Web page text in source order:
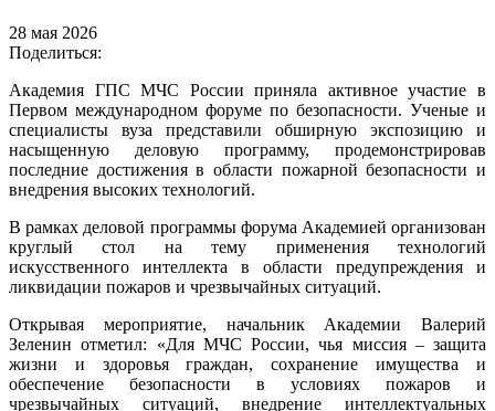
28 мая 2026
Поделиться:
Академия ГПС МЧС России приняла активное участие в
Первом международном форуме по безопасности. Ученые и
специалисты вуза представили обширную экспозицию и
насыщенную деловую программу, продемонстрировав
последние достижения в области пожарной безопасности и
внедрения высоких технологий.
В рамках деловой программы форума Академией организован
круглый стол на тему применения технологий
искусственного интеллекта в области предупреждения и
ликвидации пожаров и чрезвычайных ситуаций.
Открывая мероприятие, начальник Академии Валерий
Зеленин отметил: «Для МЧС России, чья миссия – защита
жизни и здоровья граждан, сохранение имущества и
обеспечение безопасности в условиях пожаров и
чрезвычайных ситуаций, внедрение интеллектуальных